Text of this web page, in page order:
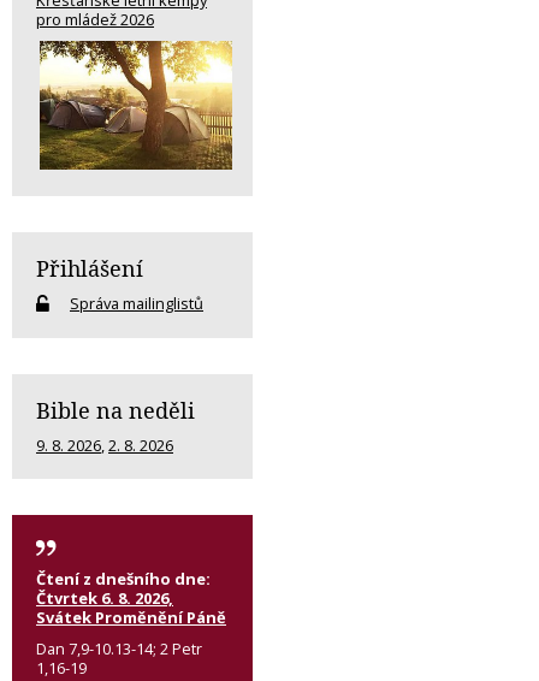
pro mládež 2026
Přihlášení
Správa mailinglistů
Bible na neděli
9. 8. 2026,2. 8. 2026
Čtení z dnešního dne:
Čtvrtek 6. 8. 2026,
Svátek Proměnění Páně
Dan 7,9-10.13-14; 2 Petr
1,16-19